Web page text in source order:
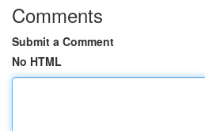
Comments
Submit a Comment
No HTML